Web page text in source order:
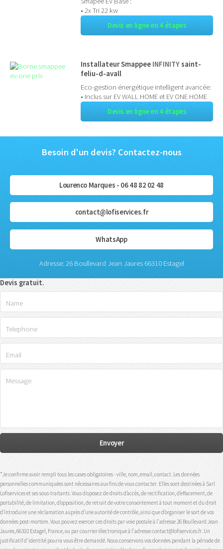
• 2x Tri 22 kw
Devis en ligne en 4 étapes
Installateur Smappee INFINITYsaint-
feliu-d-avall
Eco-gestion énergétique intelligent avancée:
• Inclus sur EV WALL HOME et EV ONE HOME
Devis en ligne en 4 étapes
Besoin d'un devis? Contactez-nous
Lourenco Marques - 06 48 82 02 48
contact@lofiservices.fr
WhatsApp
Adresse: 26 Boullevard Jean Jaures 66310 Estagel
Devis gratuit.
*Je confirme avoir rempli tous les cases obligatoires - ville, nom, email, contact. Les données
personnelles communiquées sont nécessaires aux fins de vous contacter. Elles sont destinées à Sarl
Lofiservices et ses sous-traitants. Vous disposez de droits d’accès, de rectification, d’effacement, de
portabilité, de limitation, d’opposition, de retrait de votre consentement à tout moment et du droit
d’introduire une réclamation auprès d’une autorité de contrôle, ainsi que d’organiser le sort de vos
données post-mortem. Vous pouvez exercer ces droits par voie postale à l'adresse 26 Boullevard Jean
Jaures, 66310 Estagel, France, ou par courrier électronique à l'adresse contact@lofiservices.fr. Un
justificatif d'identité pourra vous être demandé. Nous conservons vos données pendant la période de